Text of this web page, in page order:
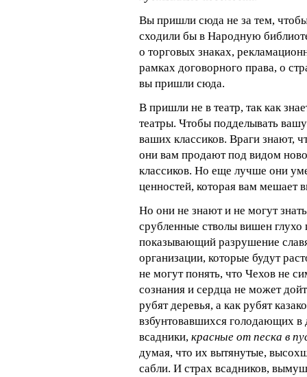
Вы пришли сюда не за тем,
сходили бы в Народную
о торговых знаках,
рамках договорного права, о
вы пришли сюда.
В пришли не в театр, так как
театры. Чтобы подделывать
ваших классиков. Враги знают,
они вам продают под видом
классиков. Но еще лучше они
ценностей, которая вам мешает
Но они не знают и не могут
срубленные стволы вишен глухо
показывающий разрушение
организации, которые будут
не могут понять, что Чехов не
сознания и сердца не может
рубят деревья, а как рубят
взбунтовавшихся голодающих в
всадники,красные от песка в
думая, что их вытянутые,
сабли. И страх всадников,